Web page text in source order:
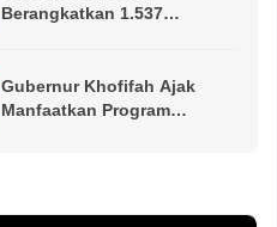
Berangkatkan 1.537
Pesankan Semangat
Persaudaraan
Gubernur Khofifah Ajak
Manfaatkan Program